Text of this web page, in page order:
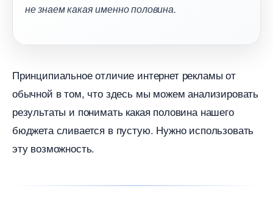
не знаем какая именно половина.
Принципиальное отличие интернет рекламы от
обычной в том, что здесь мы можем анализировать
результаты и понимать какая половина нашего
юджета сливается в пустую. Нужно использовать
эту возможность.